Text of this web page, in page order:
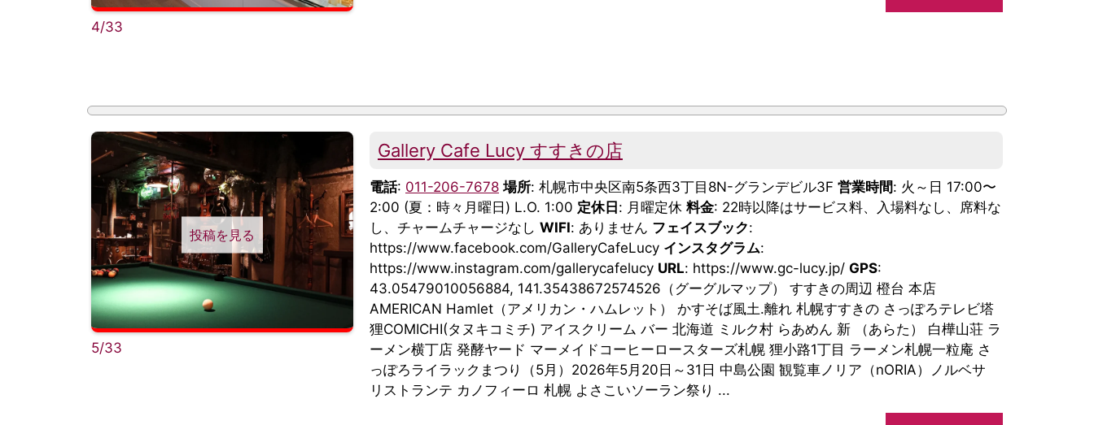
4/33
投稿を見る
5/33
Gallery Cafe Lucy すすきの店
電話: 011-206-7678 場所: 札幌市中央区南5条西3丁目8N-グランデビル3F 営業時間: 火～日 17:00〜
2:00 (夏：時々月曜日) L.O. 1:00 定休日 : 月曜定休 料金: 22時以降はサービス料、入場料なし、席料な
し、チャームチャージなし WIFI: ありません フェイスブック:
https://www.facebook.com/GalleryCafeLucy インスタグラム:
https://www.instagram.com/gallerycafelucy URL: https://www.gc-lucy.jp/ GPS:
43.05479010056884, 141.35438672574526（グーグルマップ） すすきの周辺 橙台 本店
AMERICAN Hamlet（アメリカン・ハムレット） かすそば風土.離れ 札幌すすきの さっぽろテレビ塔
狸COMICHI(タヌキコミチ) アイスクリーム バー 北海道 ミルク村 らあめん 新 （あらた） 白樺山荘 ラ
ーメン横丁店 発酵ヤード マーメイドコーヒーロースターズ札幌 狸小路1丁目 ラーメン札幌一粒庵 さ
っぽろライラックまつり（5月）2026年5月20日～31日 中島公園 観覧車ノリア（nORIA）ノルベサ
リストランテ カノフィーロ 札幌 よさこいソーラン祭り ...